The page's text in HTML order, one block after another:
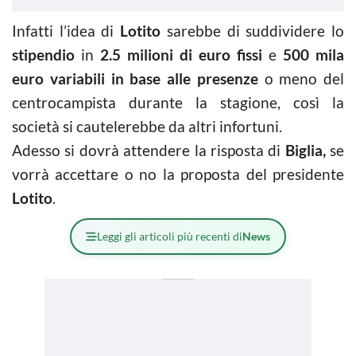
Infatti l’idea di Lotito sarebbe di suddividere lo
stipendio in 2.5 milioni di euro fissi e 500 mila
euro variabili in base alle presenzeo meno del
centrocampista durante la stagione, così la
società si cautelerebbe da altri infortuni.
Adesso si dovrà attendere la risposta di Biglia,se
vorrà accettare o no la proposta del presidente
Lotito.
Leggi gli articoli più recenti diNews